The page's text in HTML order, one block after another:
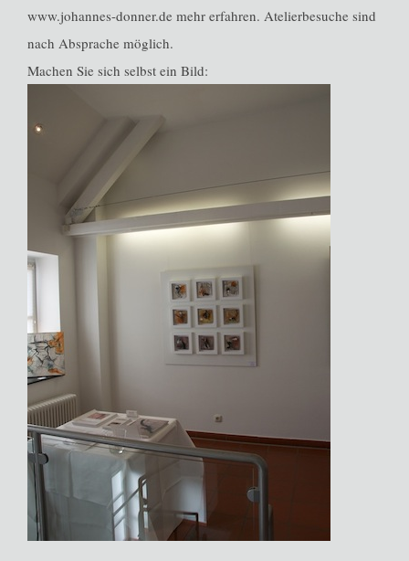
www.johannes-donner.de mehr erfahren. Atelierbesuche sind
nach Absprache möglich.
Machen Sie sich selbst ein Bild: